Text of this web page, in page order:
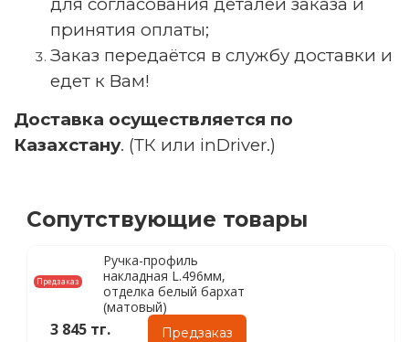
принятия оплаты;
Заказ передаётся в службу доставки и
едет к Вам!
Доставка осуществляется по
Казахстану. (ТК или inDriver.)
Сопутствующие товары
Предзаказ
Ручка-профиль
накладная L.496мм,
отделка белый бархат
(матовый)
3 845 тг. Предзаказ